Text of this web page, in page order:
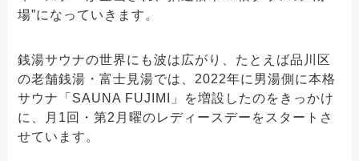
場”になっていきます。
銭湯サウナの世界にも波は広がり、たとえば品川区
の老舗銭湯・富士見湯では、2022年に男湯側に本格
サウナ「SAUNA FUJIMI」を増設したのをきっかけ
に、月1回・第2月曜のレディースデーをスタートさ
せています。